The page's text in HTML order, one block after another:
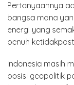
Pertanyaannya
bangsa mana
energi yang
penuh
Indonesia masih
posisi geopolitik